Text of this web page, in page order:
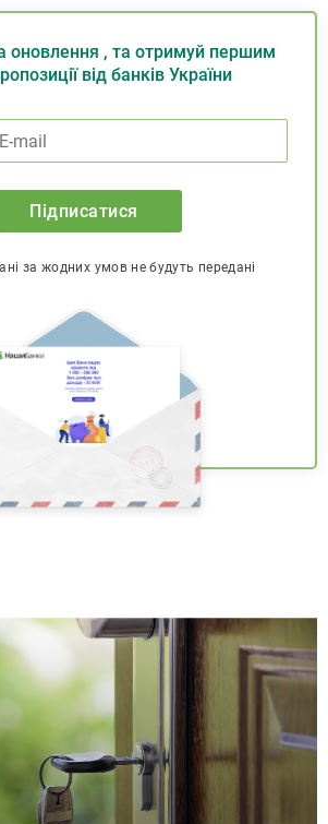
оновлення , та отримуй першим
від банків України
Підписатися
за жодних умов не будуть передані